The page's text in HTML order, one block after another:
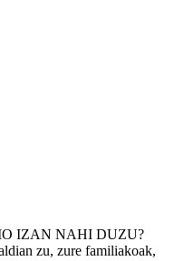
IZAN NAHI DUZU?
zu, zure familiakoak,